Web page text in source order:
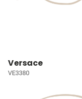
Versace
VE3380